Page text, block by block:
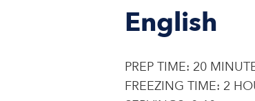
English
PREP TIME: 20
FREEZING TIME: 2